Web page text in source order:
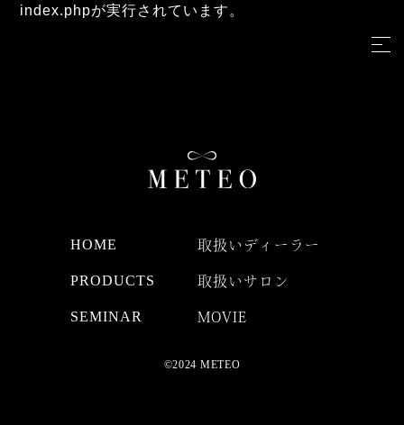
index.phpが実行されています。
HOME
PRODUCTS
SEMINAR
取扱いディーラー
取扱いサロン
MOVIE
©2024 METEO